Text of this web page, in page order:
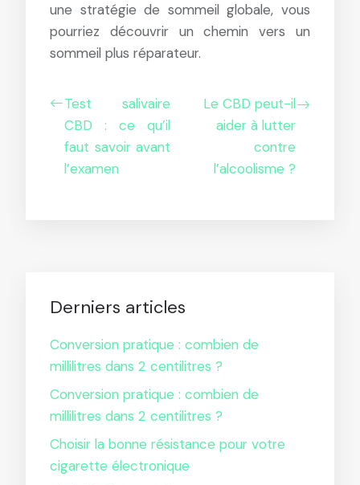
une stratégie de sommeil globale, vous
pourriez découvrir un chemin vers un
sommeil plus réparateur.
Test salivaire
CBD : ce qu’il
faut savoir avant
l’examen
Le CBD peut-il
aider à lutter
contre
l’alcoolisme ?
Derniers articles
Conversion pratique : combien de
millilitres dans 2 centilitres ?
Conversion pratique : combien de
millilitres dans 2 centilitres ?
Choisir la bonne résistance pour votre
cigarette électronique